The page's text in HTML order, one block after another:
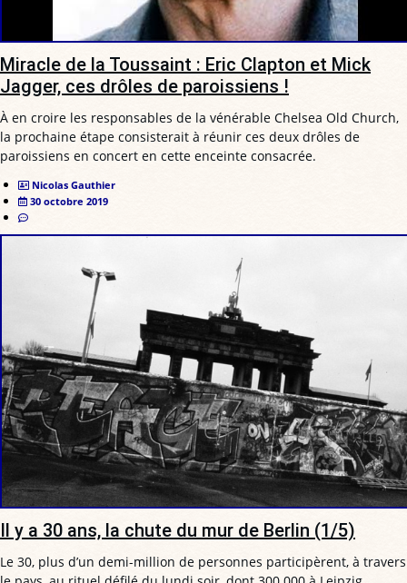
Miracle de la Toussaint : Eric Clapton et Mick
Jagger, ces drôles de paroissiens !
À en croire les responsables de la vénérable Chelsea Old Church,
la prochaine étape consisterait à réunir ces deux drôles de
paroissiens en concert en cette enceinte consacrée.
Nicolas Gauthier
30 octobre 2019
Il y a 30 ans, la chute du mur de Berlin (1/5)
Le 30, plus d’un demi-million de personnes participèrent, à travers